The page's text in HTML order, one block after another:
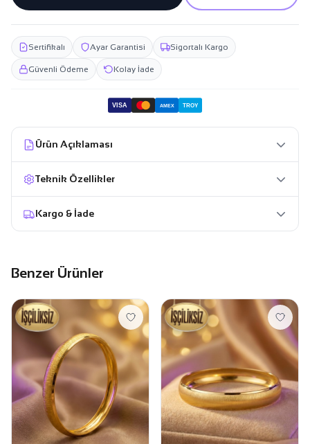
Sertifikalı Ayar Garantisi Sigortalı Kargo
Güvenli Ödeme Kolay İade
VISA AMEX TROY
Ürün Açıklaması
Teknik Özellikler
Kargo & İade
Benzer Ürünler